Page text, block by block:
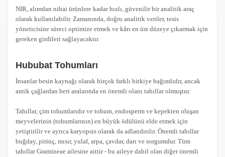
NIR, alımdan nihai ürünlere kadar hızlı, güvenilir bir analitik araç
olarak kullanılabilir. Zamanında, doğru analitik veriler, tesis
yöneticisine süreci optimize etmek ve kârı en üst düzeye çıkarmak için
gereken girdileri sağlayacaktır.
Hububat Tohumları
İnsanlar besin kaynağı olarak birçok farklı bitkiye bağımlıdır, ancak
antik çağlardan beri aralarında en önemli olanı tahıllar olmuştur.
Tahıllar, çim tohumlarıdır ve tohum, endosperm ve kepekten oluşan
meyvelerinin (tohumlarının) en büyük ödülünü elde etmek için
yetiştirilir ve ayrıca karyopsis olarak da adlandırılır. Önemli tahıllar
buğday, pirinç, mısır, yulaf, arpa, çavdar, darı ve sorgumdur. Tüm
tahıllar Gramineae ailesine aittir - bu aileye dahil olan diğer önemli